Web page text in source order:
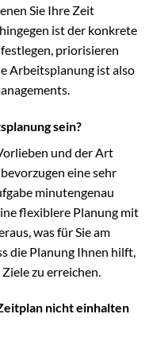
Sie Ihre Zeit
ist der konkrete
priorisieren
Arbeitsplanung ist also
sein?
und der Art
eine sehr
minutengenau
flexiblere Planung mit
was für Sie am
die Planung Ihnen hilft,
zu erreichen.
nicht einhalten